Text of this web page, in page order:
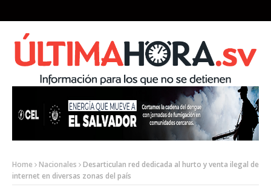
Home Nacionales
Desarticulan red dedicada al hurto y venta ilegal de
internet en diversas zonas del país